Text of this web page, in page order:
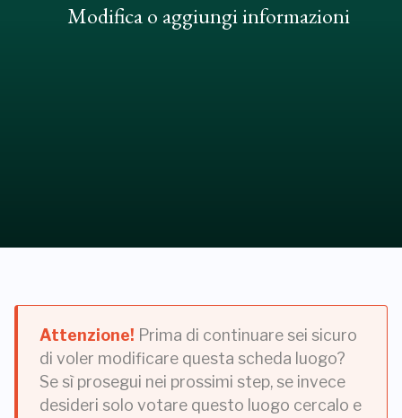
Modifica o aggiungi informazioni
Attenzione! Prima di continuare sei sicuro
di voler modificare questa scheda luogo?
Se sì prosegui nei prossimi step, se invece
desideri solo votare questo luogo cercalo e